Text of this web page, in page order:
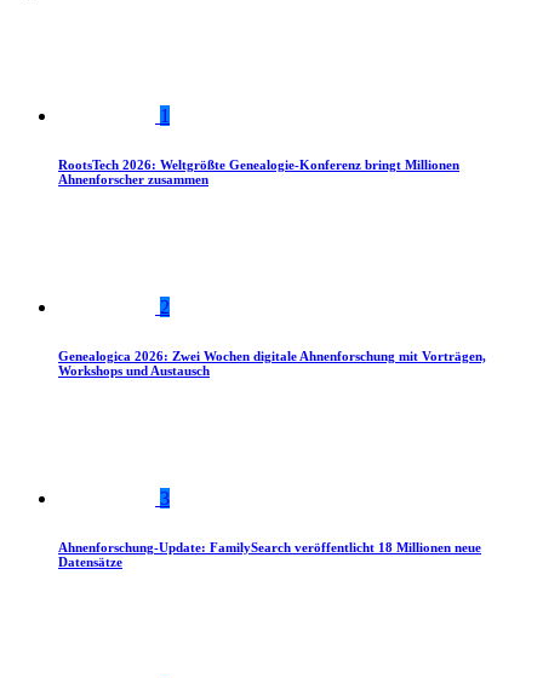
1
RootsTech 2026: Weltgrößte Genealogie-Konferenz bringt Millionen
Ahnenforscher zusammen
2
Genealogica 2026: Zwei Wochen digitale Ahnenforschung mit Vorträgen,
Workshops und Austausch
3
Ahnenforschung-Update: FamilySearch veröffentlicht 18 Millionen neue
Datensätze